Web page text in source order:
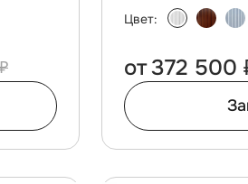
Цвет:
от372 500